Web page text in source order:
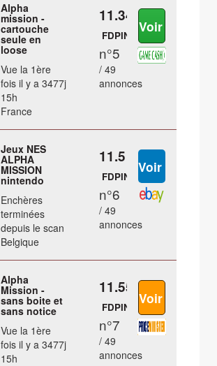
Alpha
mission -
cartouche
seule en
loose
Vue la 1ère
fois il y a 3477j
15h
France
11.34 €
FDPIN
n°5
/ 49
annonces
Jeux NES
ALPHA
MISSION
nintendo
Enchères
terminées
depuis le scan
Belgique
11.5 €
FDPIN
n°6
/ 49
annonces
Alpha
Mission -
sans boite et
sans notice
Vue la 1ère
fois il y a 3477j
15h
11.55 €
FDPIN
n°7
/ 49
annonces